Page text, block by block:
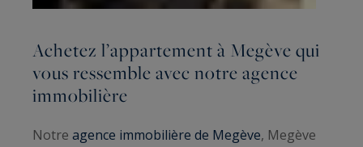
Achetez l’appartement à Megève qui
vous ressemble avec notre agence
immobilière
Notre agence immobilière de Megève, Megève